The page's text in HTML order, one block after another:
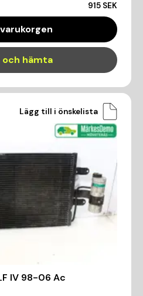
915 SEK
och hämta
Lägg till i önskelista
IV 98-06 Ac